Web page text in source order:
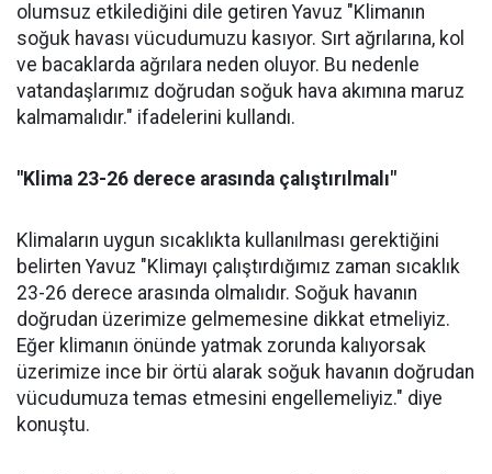
olumsuz etkilediğini dile getiren Yavuz "Klimanın
soğuk havası vücudumuzu kasıyor. Sırt ağrılarına, kol
ve bacaklarda ağrılara neden oluyor. Bu nedenle
vatandaşlarımız doğrudan soğuk hava akımına maruz
kalmamalıdır." ifadelerini kullandı.
"Klima 23-26 derece arasında çalıştırılmalı"
Klimaların uygun sıcaklıkta kullanılması gerektiğini
belirten Yavuz "Klimayı çalıştırdığımız zaman sıcaklık
23-26 derece arasında olmalıdır. Soğuk havanın
doğrudan üzerimize gelmemesine dikkat etmeliyiz.
Eğer klimanın önünde yatmak zorunda kalıyorsak
üzerimize ince bir örtü alarak soğuk havanın doğrudan
vücudumuza temas etmesini engellemeliyiz." diye
konuştu.